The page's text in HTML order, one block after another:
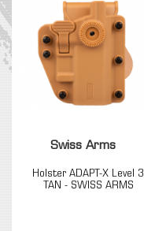
Swiss Arms
Holster ADAPT-X Level 3
TAN - SWISS ARMS